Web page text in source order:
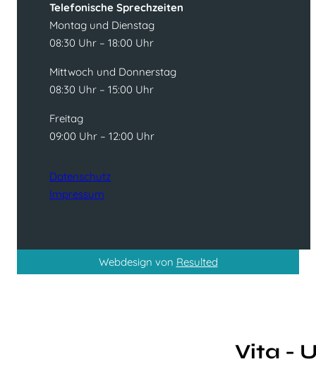
Telefonische Sprechzeiten
Montag und Dienstag
08:30 Uhr – 18:00 Uhr
Mittwoch und Donnerstag
08:30 Uhr – 15:00 Uhr
Freitag
09:00 Uhr – 12:00 Uhr
Datenschutz
Impressum
Webdesign von Resulted
Vita -